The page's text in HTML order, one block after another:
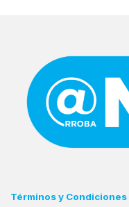
Términos y Condiciones